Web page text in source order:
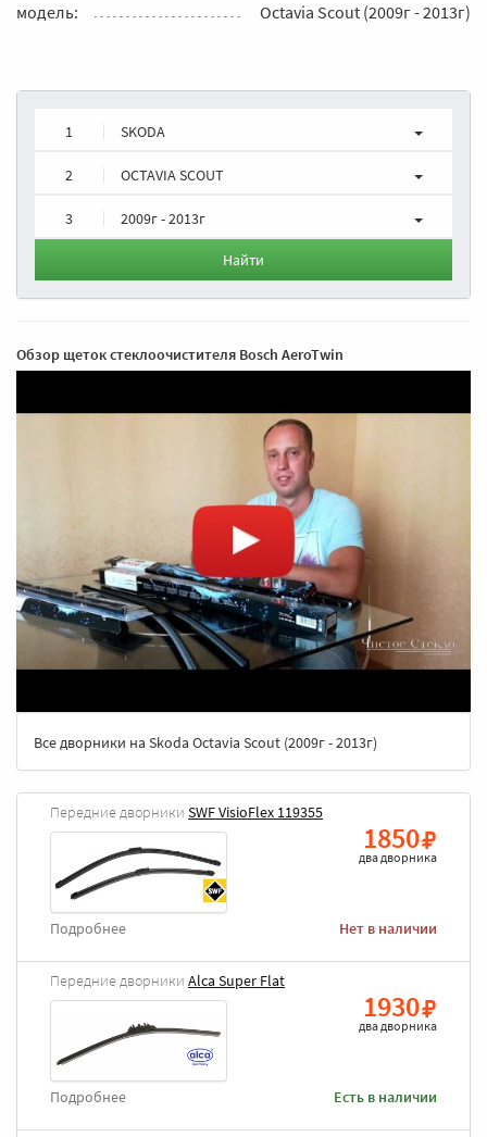
модель:
Octavia Scout (2009г - 2013г)
1 SKODA
2 OCTAVIA SCOUT
3 2009г - 2013г
Найти
Обзор щеток стеклоочистителя Bosch AeroTwin
Все дворники на Skoda Octavia Scout (2009г - 2013г)
Передние дворники SWF VisioFlex 119355
1850
два дворника
Нет в наличии
Подробнее
Передние дворники Alca Super Flat
1930
два дворника
Есть в наличии
Подробнее